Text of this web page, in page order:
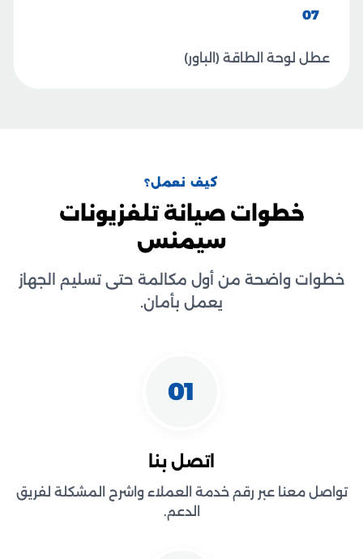
07
عطل لوحة الطاقة (الباور)
كيف نعمل؟
خطوات صيانة تلفزيونات
سيمنس
خطوات واضحة من أول مكالمة حتى تسليم الجهاز
يعمل بأمان.
01
اتصل بنا
تواصل معنا عبر رقم خدمة العملاء واشرح المشكلة لفريق
الدعم.